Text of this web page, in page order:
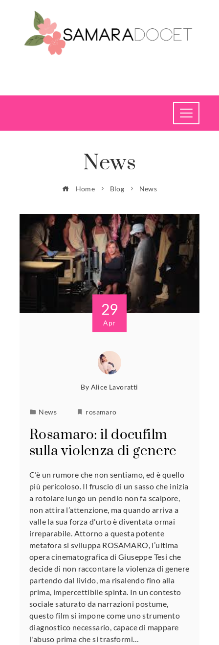
News
Home Blog News
29
Apr
By Alice Lavoratti
News rosamaro
Rosamaro: il docufilm
sulla violenza di genere
C’è un rumore che non sentiamo, ed è quello
più pericoloso. Il fruscio di un sasso che inizia
a rotolare lungo un pendio non fa scalpore,
non attira l’attenzione, ma quando arriva a
valle la sua forza d'urto è diventata ormai
irreparabile. Attorno a questa potente
metafora si sviluppa ROSAMARO, l’ultima
opera cinematografica di Giuseppe Tesi che
decide di non raccontare la violenza di genere
partendo dal livido, ma risalendo fino alla
prima, impercettibile spinta. In un contesto
sociale saturato da narrazioni postume,
questo film si impone come uno strumento
diagnostico necessario, capace di mappare
l'abuso prima che si trasformi…